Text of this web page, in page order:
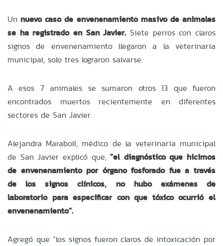
Un nuevo caso de envenenamiento masivo de animales
se ha registrado en San Javier. Siete perros con claros
signos de envenenamiento llegaron a la veterinaria
municipal, solo tres lograron salvarse.
A esos 7 animales se sumaron otros 13 que fueron
encontrados muertos recientemente en diferentes
sectores de San Javier.
Alejandra Marabolí, médico de la veterinaria municipal
de San Javier explicó que,"el diagnóstico que hicimos
de envenenamiento por órgano fosforado fue a través
de los signos clínicos, no hubo exámenes de
laboratorio para especificar con que tóxico ocurrió el
envenenamiento”.
Agregó que “los signos fueron claros de intoxicación por